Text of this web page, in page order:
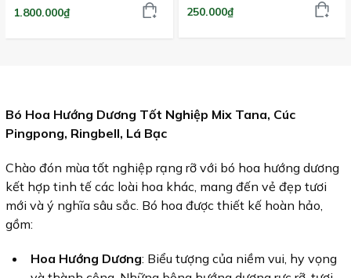
1.800.000₫
250.000₫
Bó Hoa Hướng Dương Tốt Nghiệp Mix Tana, Cúc
Pingpong, Ringbell, Lá Bạc
Chào đón mùa tốt nghiệp rạng rỡ với bó hoa hướng dương
kết hợp tinh tế các loài hoa khác, mang đến vẻ đẹp tươi
mới và ý nghĩa sâu sắc. Bó hoa được thiết kế hoàn hảo,
gồm:
Hoa Hướng Dương: Biểu tượng của niềm vui, hy vọng